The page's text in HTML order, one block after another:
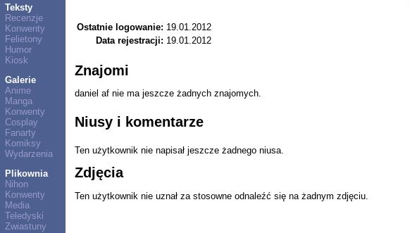
Teksty
Recenzje
Konwenty
Felietony
Humor
Kiosk
Galerie
Anime
Manga
Konwenty
Cosplay
Fanarty
Komiksy
Wydarzenia
Plikownia
Nihon
Konwenty
Media
Teledyski
Zwiastuny
Ostatnie logowanie: 19.01.2012
Data rejestracji: 19.01.2012
Znajomi
daniel af nie ma jeszcze żadnych znajomych.
Niusy i komentarze
Ten użytkownik nie napisał jeszcze żadnego niusa.
Zdjęcia
Ten użytkownik nie uznał za stosowne odnaleźć się na żadnym zdjęciu.